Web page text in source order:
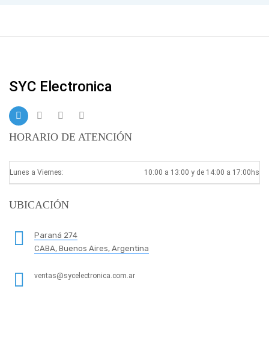
SYC Electronica
HORARIO DE ATENCIÓN
Lunes a Viernes: 10:00 a 13:00 y de 14:00 a 17:00hs
UBICACIÓN
Paraná 274
CABA, Buenos Aires, Argentina
ventas@sycelectronica.com.ar